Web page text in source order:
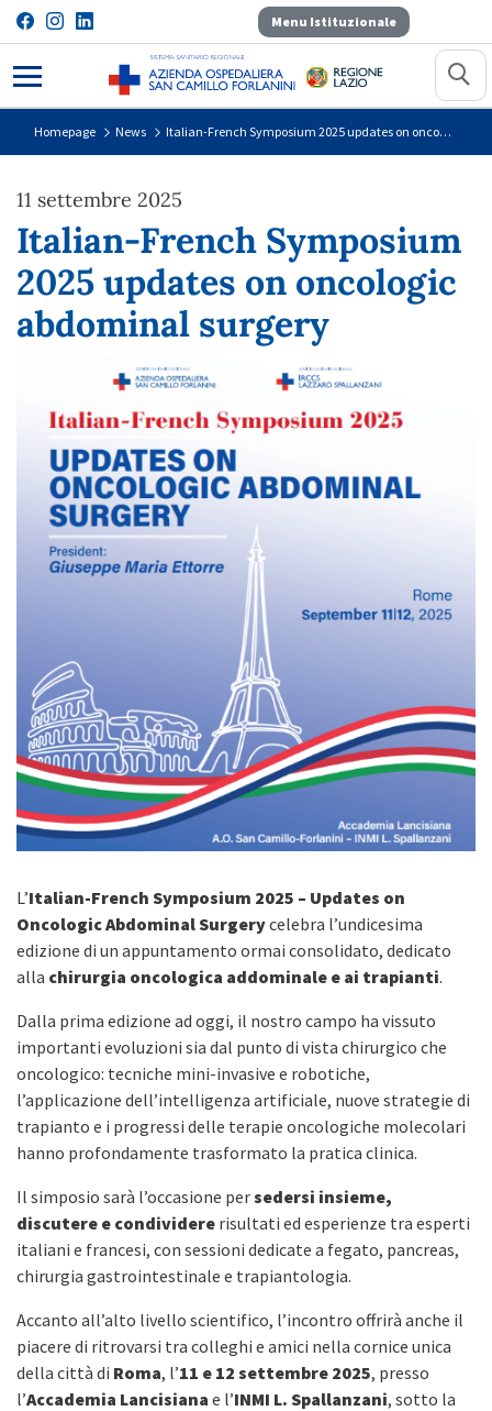
Menu Istituzionale
Italian-French Symposium 2025
Homepage News Italian-French Symposium 2025 updates on oncologic abdominal surgery
11 settembre 2025
Italian-French Symposium
2025 updates on oncologic
abdominal surgery
L’Italian-French Symposium 2025 – Updates on
Oncologic Abdominal Surgerycelebra l’undicesima
edizione di un appuntamento ormai consolidato, dedicato
alla chirurgia oncologica addominale e ai trapianti.
Dalla prima edizione ad oggi, il nostro campo ha vissuto
importanti evoluzioni sia dal punto di vista chirurgico che
oncologico: tecniche mini-invasive e robotiche,
l’applicazione dell’intelligenza artificiale, nuove strategie di
trapianto e i progressi delle terapie oncologiche molecolari
hanno profondamente trasformato la pratica clinica.
Il simposio sarà l’occasione persedersi insieme,
discutere e condividere risultati ed esperienze tra esperti
italiani e francesi, con sessioni dedicate a fegato, pancreas,
chirurgia gastrointestinale e trapiantologia.
Accanto all’alto livello scientifico, l’incontro offrirà anche il
piacere di ritrovarsi tra colleghi e amici nella cornice unica
della città di Roma, l’11 e 12 settembre 2025, presso
l’Accademia Lancisiana e l’INMI L. Spallanzani, sotto la